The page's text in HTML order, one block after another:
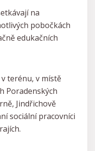
na
pobočkách
edukačních
terénu, v místě
Poradenských
Jindřichově
sociální pracovníci